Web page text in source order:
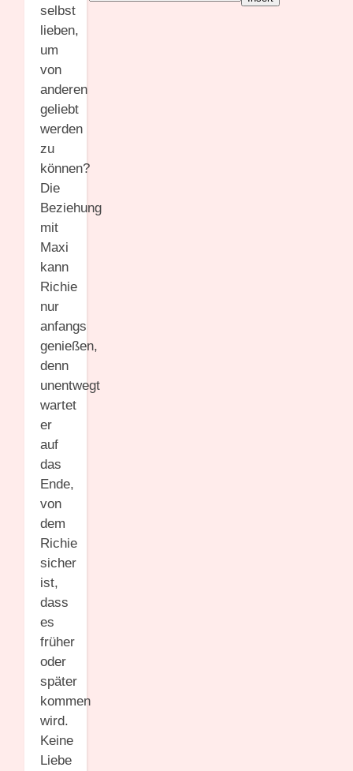
selbst
lieben,
um
von
anderen
geliebt
werden
zu
können?
Die
Beziehung
mit
Maxi
kann
Richie
nur
anfangs
genießen,
denn
unentwegt
wartet
er
auf
das
Ende,
von
dem
Richie
sicher
ist,
dass
es
früher
oder
später
kommen
wird.
Keine
Liebe